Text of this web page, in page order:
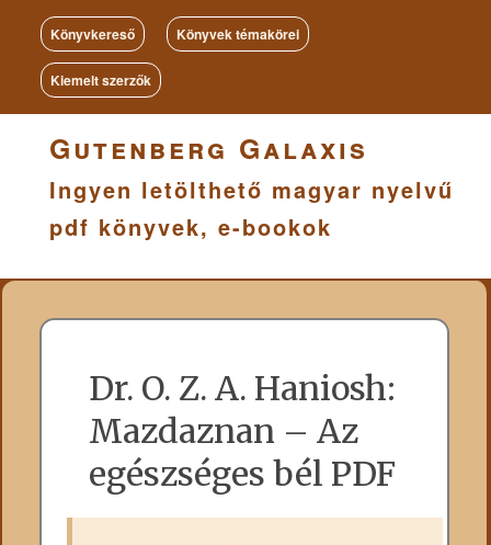
Könyvkereső Könyvek témakörei
Kiemelt szerzők
Gutenberg Galaxis
Ingyen letölthető magyar nyelvű
pdf könyvek, e-bookok
Dr. O. Z. A. Haniosh:
Mazdaznan – Az
egészséges bél PDF